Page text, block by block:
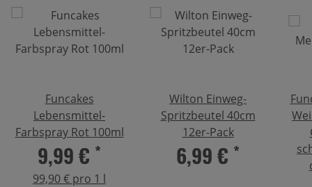
Funcakes
Lebensmittel-
Farbspray Rot 100ml
9,99 € *
99,90 € pro 1 l
Wilton Einweg-
Spritzbeutel 40cm
12er-Pack
6,99 € *